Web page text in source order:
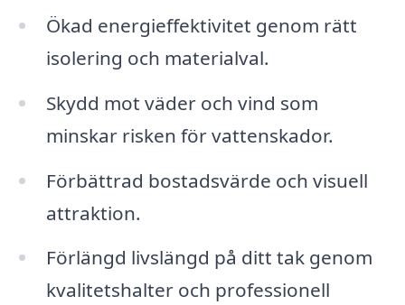
Ökad energieffektivitet genom rätt
isolering och materialval.
Skydd mot väder och vind som
minskar risken för vattenskador.
Förbättrad bostadsvärde och visuell
attraktion.
Förlängd livslängd på ditt tak genom
kvalitetshalter och professionell